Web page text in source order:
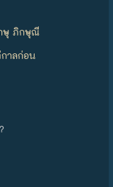
ษุ ภิกษุณี
าลก่อน